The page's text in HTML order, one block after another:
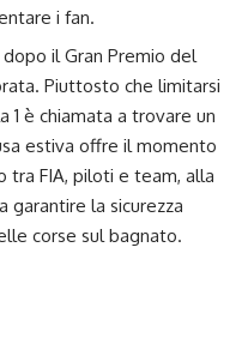
i fan.
il Gran Premio del
Piuttosto che limitarsi
1 è chiamata a trovare un
estiva offre il momento
tra FIA, piloti e team, alla
garantire la sicurezza
corse sul bagnato.